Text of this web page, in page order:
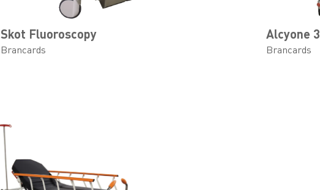
Skot Fluoroscopy
Brancards
Alcyone 3
Brancards